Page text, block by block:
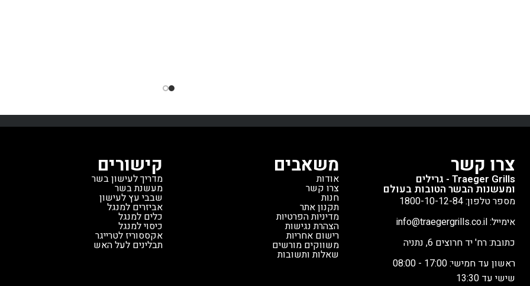
צרו קשר
Traeger Grills - גרילים
ומעשנות הבשר הטובות בעולם
מספר טלפון: 1800-10-12-84
אימייל: info@traegergrills.co.il
כתובת: רח' יד חרוצים 6, נתניה
ראשון עד חמישי: 17:00 - 08:00
שישי עד 13:30
משאבים
אודות
צרו קשר
חנות
תקנון אתר
מדיניות הפרטיות
הצהרת נגישות
רישום אחריות
משווקים מורשים
שאלות ותשובות
קישורים
מדריך לעישון בשר
מעשנת בשר
שבבי עץ לעישון
אביזרים למנגל
כלים למנגל
כיסוי למנגל
אקססוריז לטרייגר
תבלינים לעל האש